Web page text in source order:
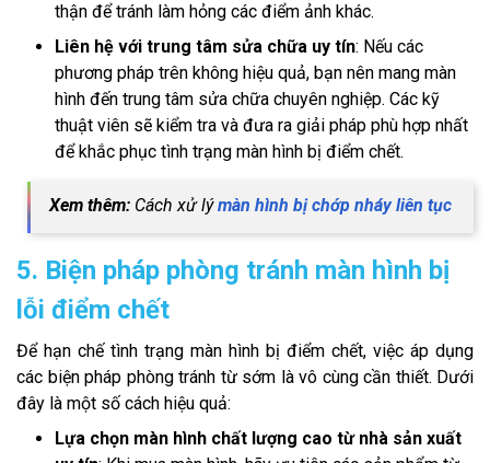
thận để tránh làm hỏng các điểm ảnh khác.
Liên hệ với trung tâm sửa chữa uy tín: Nếu các
phương pháp trên không hiệu quả, bạn nên mang màn
hình đến trung tâm sửa chữa chuyên nghiệp. Các kỹ
thuật viên sẽ kiểm tra và đưa ra giải pháp phù hợp nhất
để khắc phục tình trạng màn hình bị điểm chết.
Xem thêm: Cách xử lýmàn hình bị chớp nháy liên tục
5. Biện pháp phòng tránh màn hình bị
lỗi điểm chết
Để hạn chế tình trạng màn hình bị điểm chết, việc áp dụng
các biện pháp phòng tránh từ sớm là vô cùng cần thiết. Dưới
đây là một số cách hiệu quả:
Lựa chọn màn hình chất lượng cao từ nhà sản xuất